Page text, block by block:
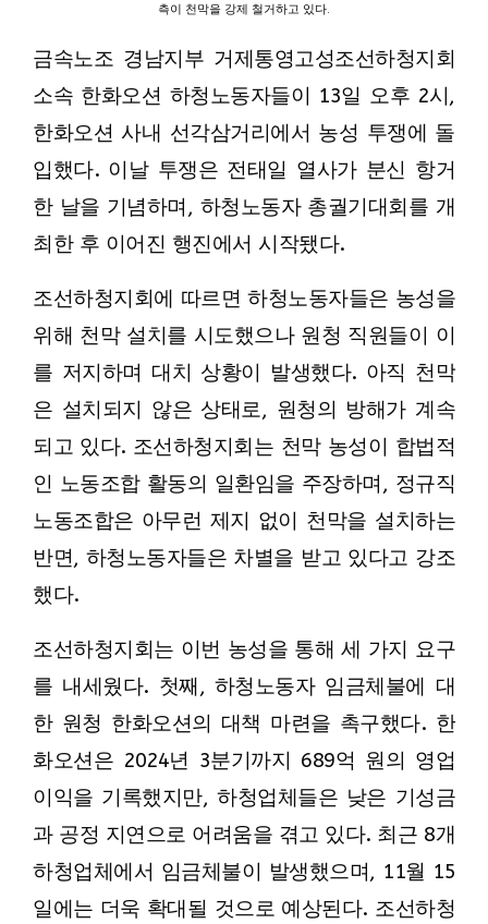
측이 천막을 강제 철거하고 있다.
금속노조 경남지부 거제통영고성조선하청지회
소속 한화오션 하청노동자들이 13일 오후 2시,
한화오션 사내 선각삼거리에서 농성 투쟁에 돌
입했다. 이날 투쟁은 전태일 열사가 분신 항거
한 날을 기념하며, 하청노동자 총궐기대회를 개
최한 후 이어진 행진에서 시작됐다.
조선하청지회에 따르면 하청노동자들은 농성을
위해 천막 설치를 시도했으나 원청 직원들이 이
를 저지하며 대치 상황이 발생했다. 아직 천막
은 설치되지 않은 상태로, 원청의 방해가 계속
되고 있다. 조선하청지회는 천막 농성이 합법적
인 노동조합 활동의 일환임을 주장하며, 정규직
노동조합은 아무런 제지 없이 천막을 설치하는
반면, 하청노동자들은 차별을 받고 있다고 강조
했다.
조선하청지회는 이번 농성을 통해 세 가지 요구
를 내세웠다. 첫째, 하청노동자 임금체불에 대
한 원청 한화오션의 대책 마련을 촉구했다. 한
화오션은 2024년 3분기까지 689억 원의 영업
이익을 기록했지만, 하청업체들은 낮은 기성금
과 공정 지연으로 어려움을 겪고 있다. 최근 8개
하청업체에서 임금체불이 발생했으며, 11월 15
일에는 더욱 확대될 것으로 예상된다. 조선하청